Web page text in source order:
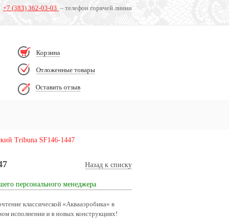
+7 (383) 362-03-03 – телефон горячей линии
Корзина
Отложенные товары
Оставить отзыв
Tribuna SF146-1447
Назад к списку
персонального менеджера
классической «Аквааэробика» в
исполнении и в новых конструкциях!